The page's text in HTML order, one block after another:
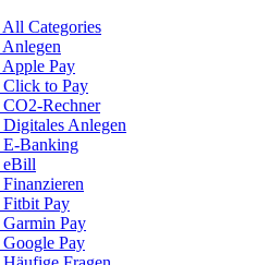
All Categories
Anlegen
Apple Pay
Click to Pay
CO2-Rechner
Digitales Anlegen
E-Banking
eBill
Finanzieren
Fitbit Pay
Garmin Pay
Google Pay